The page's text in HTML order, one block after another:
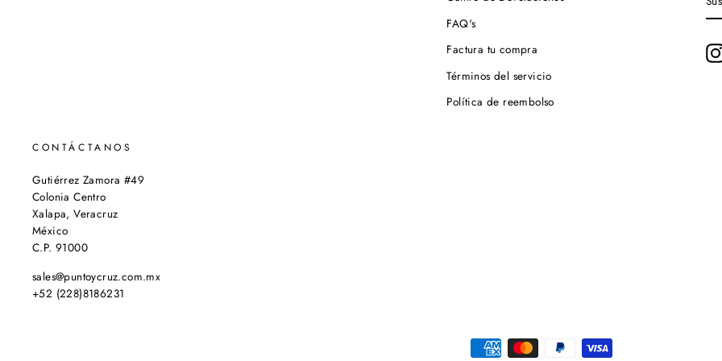
FAQ's
Factura tu compra
Términos del servicio
Política de reembolso
A
DE
CONTÁCTANOS
Gutiérrez Zamora #49
Colonia Centro
Xalapa, Veracruz
México
C.P. 91000
sales@puntoycruz.com.mx
+52 (228)8186231